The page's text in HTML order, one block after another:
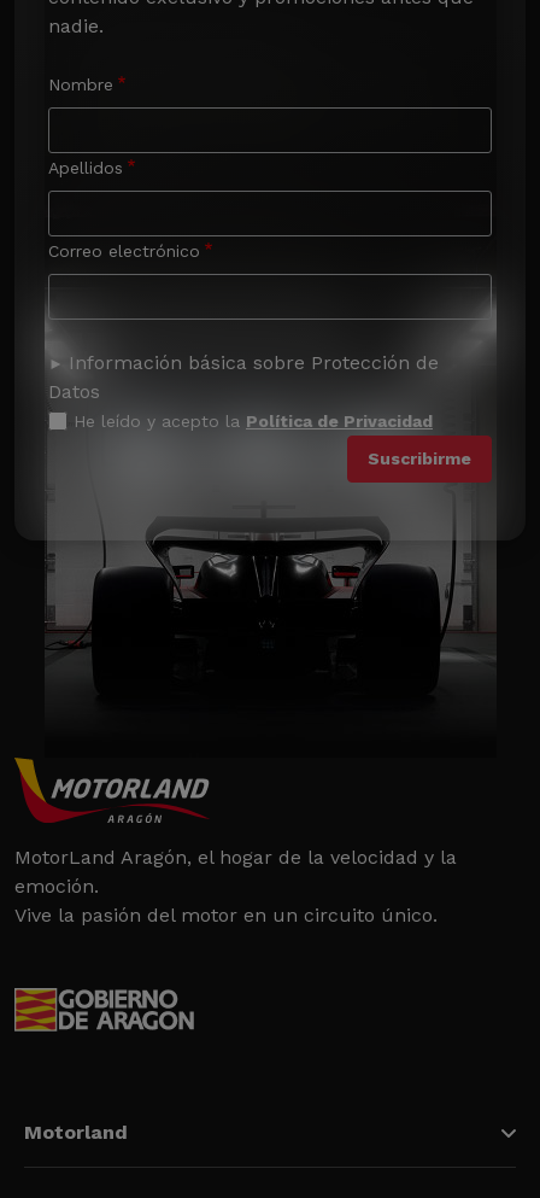
nadie.
Nombre
Apellidos
Correo electrónico
Información básica sobre Protección de
Datos
He leído y acepto la Política de Privacidad
MotorLand Aragón, el hogar de la velocidad y la
emoción.
Vive la pasión del motor en un circuito único.
Motorland